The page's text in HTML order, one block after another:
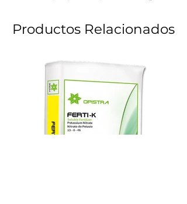
Productos Relacionados